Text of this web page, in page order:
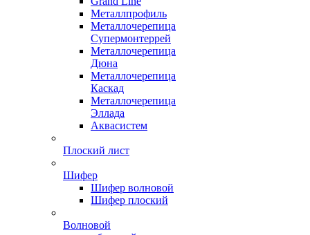
Металлпрофиль
Металлочерепица
Супермонтеррей
Металлочерепица
Дюна
Металлочерепица
Каскад
Металлочерепица
Эллада
Аквасистем
Плоский лист
Шифер
Шифер волновой
Шифер плоский
Волновой